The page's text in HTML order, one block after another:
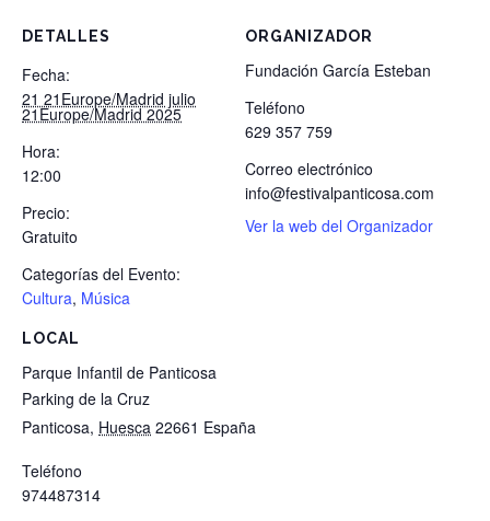
DETALLES
Fecha:
21 21Europe/Madrid julio
21Europe/Madrid 2025
Hora:
12:00
Precio:
Gratuito
Categorías del Evento:
Cultura, Música
LOCAL
Parque Infantil de Panticosa
Parking de la Cruz
Panticosa, Huesca 22661 España
Teléfono
974487314
ORGANIZADOR
Fundación García Esteban
Teléfono
629 357 759
Correo electrónico
info@festivalpanticosa.com
Ver la web del Organizador